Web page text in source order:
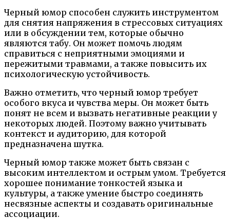
Черный юмор способен служить инструментом
для снятия напряжения в стрессовых ситуациях
или в обсуждении тем, которые обычно
являются табу. Он может помочь людям
справиться с неприятными эмоциями и
пережитыми травмами, а также повысить их
психологическую устойчивость.
Важно отметить, что черный юмор требует
особого вкуса и чувства меры. Он может быть
понят не всем и вызвать негативные реакции у
некоторых людей. Поэтому важно учитывать
контекст и аудиторию, для которой
предназначена шутка.
Черный юмор также может быть связан с
высоким интеллектом и острым умом. Требуется
хорошее понимание тонкостей языка и
культуры, а также умение быстро соединять
несвязные аспекты и создавать оригинальные
ассоциации.